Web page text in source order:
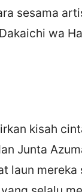
sesama
wa
kisah
Junta
laun mereka